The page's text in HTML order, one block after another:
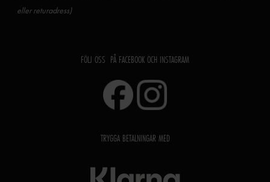
eller returadress)
FÖLJ OSS PÅ FACEBOOK OCH INSTAGRAM
TRYGGA BETALNINGAR MED